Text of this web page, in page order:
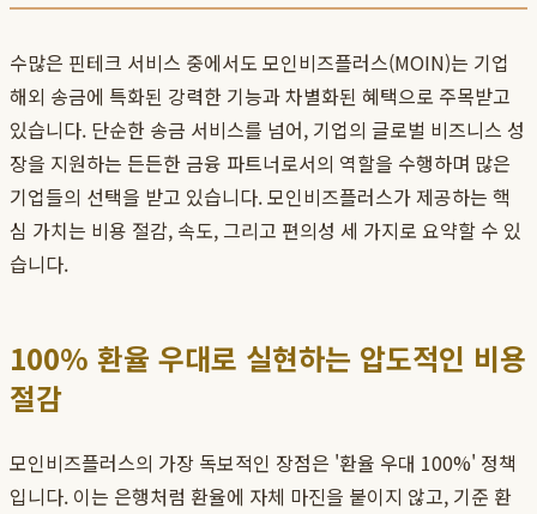
수많은 핀테크 서비스 중에서도 모인비즈플러스(MOIN)는 기업
해외 송금에 특화된 강력한 기능과 차별화된 혜택으로 주목받고
있습니다. 단순한 송금 서비스를 넘어, 기업의 글로벌 비즈니스 성
장을 지원하는 든든한 금융 파트너로서의 역할을 수행하며 많은
기업들의 선택을 받고 있습니다. 모인비즈플러스가 제공하는 핵
심 가치는 비용 절감, 속도, 그리고 편의성 세 가지로 요약할 수 있
습니다.
100% 환율 우대로 실현하는 압도적인 비용
절감
모인비즈플러스의 가장 독보적인 장점은 '환율 우대 100%' 정책
입니다. 이는 은행처럼 환율에 자체 마진을 붙이지 않고, 기준 환